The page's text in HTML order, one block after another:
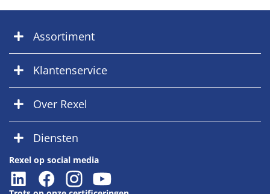
Assortiment
Klantenservice
Over Rexel
Diensten
Rexel op social media